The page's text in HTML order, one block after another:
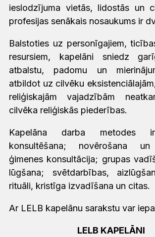
ieslodzījuma vietās, lidostās un
profesijas senākais nosaukums ir
Balstoties uz personīgajiem,
resursiem, kapelāni sniedz
atbalstu, padomu un
atbildot uz cilvēku
reliģiskajām vajadzībām
cilvēka reliģiskās piederības.
Kapelāna darba metodes
konsultēšana; novērošana un
ģimenes konsultācija; grupas
lūgšana; svētdarbības,
rituāli, kristīga izvadīšana un citas.
Ar LELB kapelānu sarakstu var
LELB KAPELĀNI